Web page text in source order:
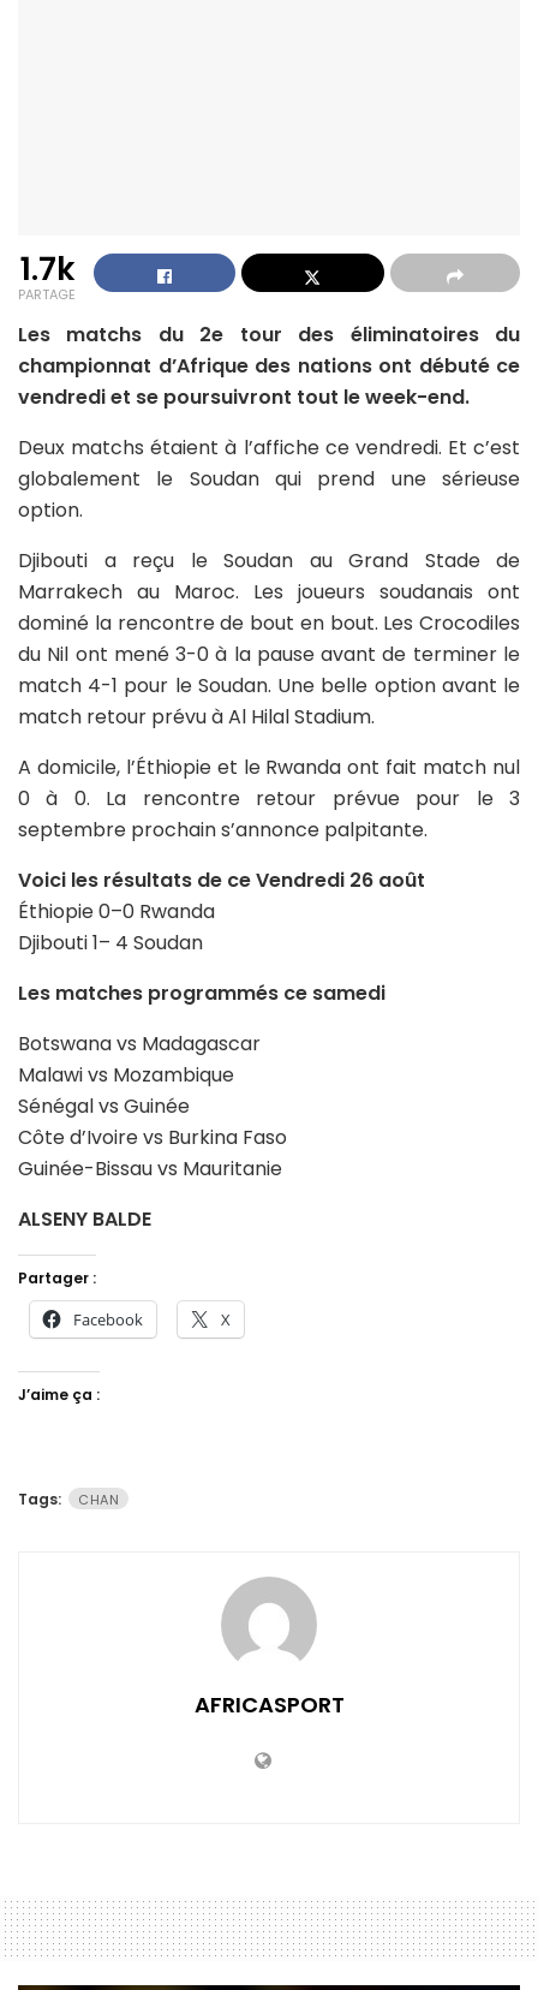
1.7k
PARTAGE
Les matchs du 2e tour des éliminatoires du
championnat d’Afrique des nations ont débuté ce
vendredi et se poursuivront tout le week-end.
Deux matchs étaient à l’affiche ce vendredi. Et c’est
globalement le Soudan qui prend une sérieuse
option.
Djibouti a reçu le Soudan au Grand Stade de
Marrakech au Maroc. Les joueurs soudanais ont
dominé la rencontre de bout en bout. Les Crocodiles
du Nil ont mené 3-0 à la pause avant de terminer le
match 4-1 pour le Soudan. Une belle option avant le
match retour prévu à Al Hilal Stadium.
A domicile, l’Éthiopie et le Rwanda ont fait match nul
0 à 0. La rencontre retour prévue pour le 3
septembre prochain s’annonce palpitante.
Voici les résultats de ce Vendredi 26 août
Éthiopie 0–0 Rwanda
Djibouti 1– 4 Soudan
Les matches programmés ce samedi
Botswana vs Madagascar
Malawi vs Mozambique
Sénégal vs Guinée
Côte d’Ivoire vs Burkina Faso
Guinée-Bissau vs Mauritanie
ALSENY BALDE
Partager :
Facebook X
J’aime ça :
Tags: CHAN
AFRICASPORT